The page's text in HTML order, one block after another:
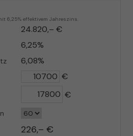
6,25% effektivem Jahreszins.
24.820,– €
6,25%
6,08%
€
€
226,– €